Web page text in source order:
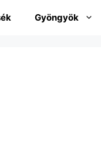
Gyöngyök